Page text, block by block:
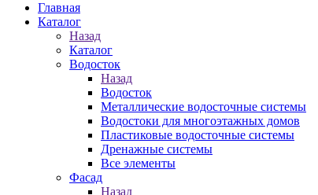
Главная
Каталог
Назад
Каталог
Водосток
Назад
Водосток
Металлические водосточные системы
Водостоки для многоэтажных домов
Пластиковые водосточные системы
Дренажные системы
Все элементы
Фасад
Назад